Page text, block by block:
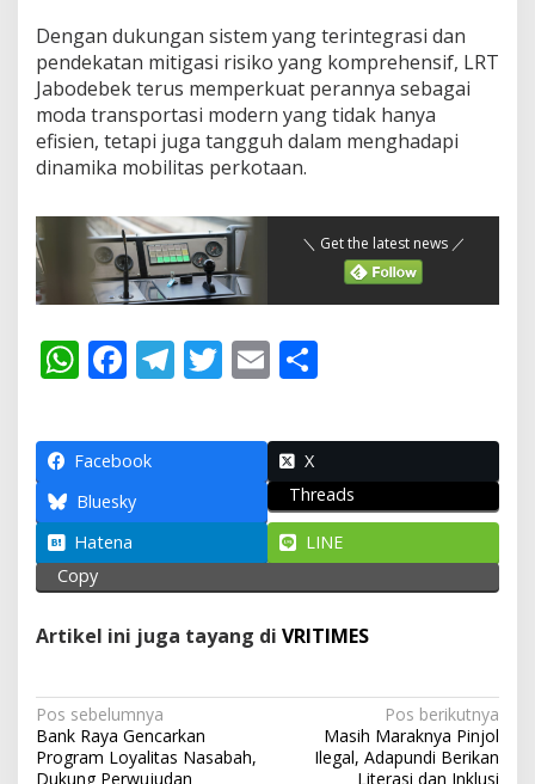
Dengan dukungan sistem yang terintegrasi dan
pendekatan mitigasi risiko yang komprehensif, LRT
Jabodebek terus memperkuat perannya sebagai
moda transportasi modern yang tidak hanya
efisien, tetapi juga tangguh dalam menghadapi
dinamika mobilitas perkotaan.
＼ Get the latest news ／
W
at
s
A
p
p
F
e
b
o
o
k
T
e
a
m
T
itt
E
ai
l
ar
e
Facebook
X
Bluesky
Threads
Hatena
LINE
Copy
Artikel ini juga tayang di VRITIMES
N
a
Pos sebelumnya
Bank Raya Gencarkan
Program Loyalitas Nasabah,
Dukung Perwujudan
Pos berikutnya
Masih Maraknya Pinjol
Ilegal, Adapundi Berikan
Literasi dan Inklusi